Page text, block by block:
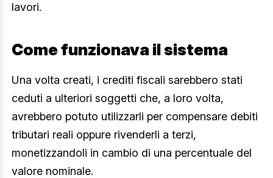
lavori.
Come funzionava il sistema
Una volta creati, i crediti fiscali sarebbero stati
ceduti a ulteriori soggetti che, a loro volta,
avrebbero potuto utilizzarli per compensare debiti
tributari reali oppure rivenderli a terzi,
monetizzandoli in cambio di una percentuale del
valore nominale.